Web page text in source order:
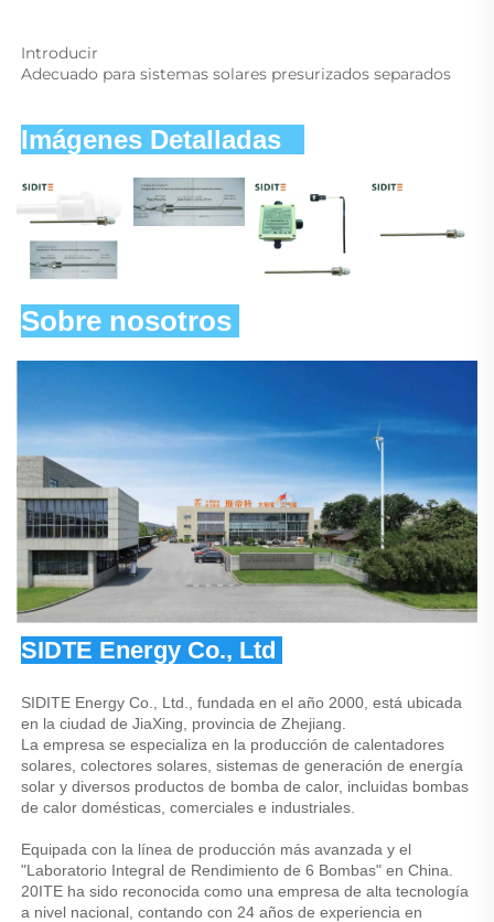
Introducir
Adecuado para sistemas solares presurizados separados
Imágenes Detalladas
Sobre nosotros
SIDTE Energy Co., Ltd
SIDITE Energy Co., Ltd., fundada en el año 2000, está ubicada
en la ciudad de JiaXing, provincia de Zhejiang.
La empresa se especializa en la producción de calentadores
solares, colectores solares, sistemas de generación de energía
solar y diversos productos de bomba de calor, incluidas bombas
de calor domésticas, comerciales e industriales.
Equipada con la línea de producción más avanzada y el
"Laboratorio Integral de Rendimiento de 6 Bombas" en China.
20ITE ha sido reconocida como una empresa de alta tecnología
a nivel nacional, contando con 24 años de experiencia en